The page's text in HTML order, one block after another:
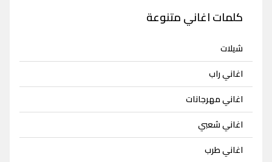
كلمات اغاني متنوعة
شيلات
اغاني راب
اغاني مهرجانات
اغاني شعبي
اغاني طرب